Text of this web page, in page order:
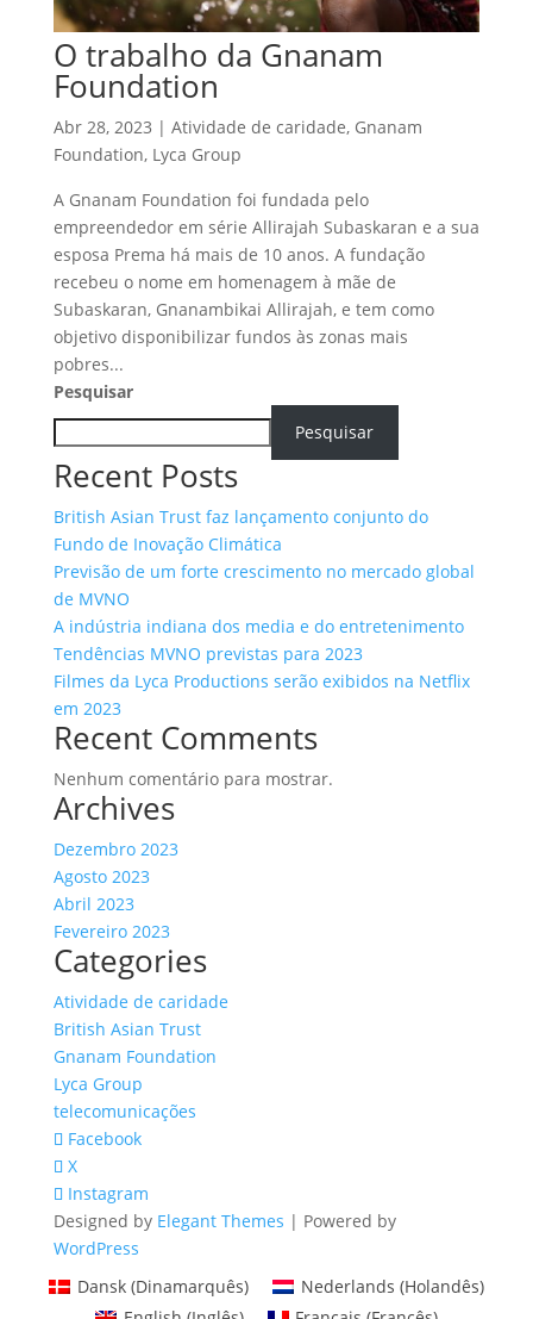
O trabalho da Gnanam
Foundation
Abr 28, 2023 | Atividade de caridade, Gnanam
Foundation, Lyca Group
A Gnanam Foundation foi fundada pelo
empreendedor em série Allirajah Subaskaran e a sua
esposa Prema há mais de 10 anos. A fundação
recebeu o nome em homenagem à mãe de
Subaskaran, Gnanambikai Allirajah, e tem como
objetivo disponibilizar fundos às zonas mais
pobres...
Pesquisar
Pesquisar
Recent Posts
British Asian Trust faz lançamento conjunto do
Fundo de Inovação Climática
Previsão de um forte crescimento no mercado global
de MVNO
A indústria indiana dos media e do entretenimento
Tendências MVNO previstas para 2023
Filmes da Lyca Productions serão exibidos na Netflix
em 2023
Recent Comments
Nenhum comentário para mostrar.
Archives
Dezembro 2023
Agosto 2023
Abril 2023
Fevereiro 2023
Categories
Atividade de caridade
British Asian Trust
Gnanam Foundation
Lyca Group
telecomunicações
Facebook
X
Instagram
Designed by Elegant Themes | Powered by
WordPress
Dansk (Dinamarquês) Nederlands (Holandês)